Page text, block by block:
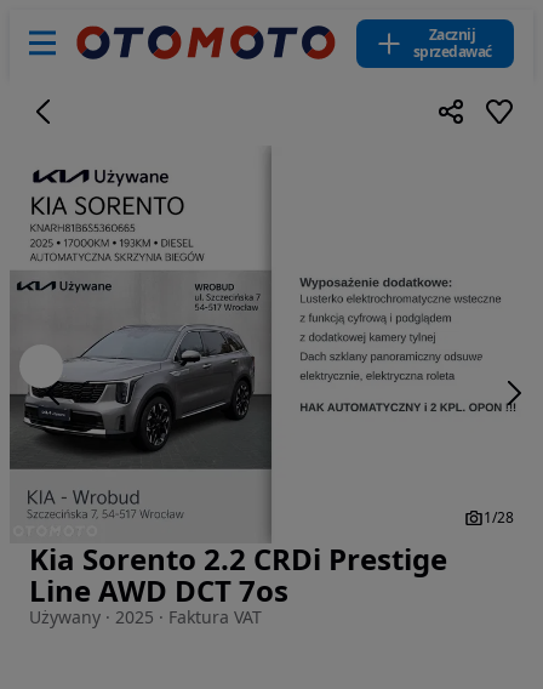
Zacznij
sprzedawać
Zdjęcie 1 z 28
1/28
Kia Sorento 2.2 CRDi Prestige
Line AWD DCT 7os
Używany · 2025 · Faktura VAT